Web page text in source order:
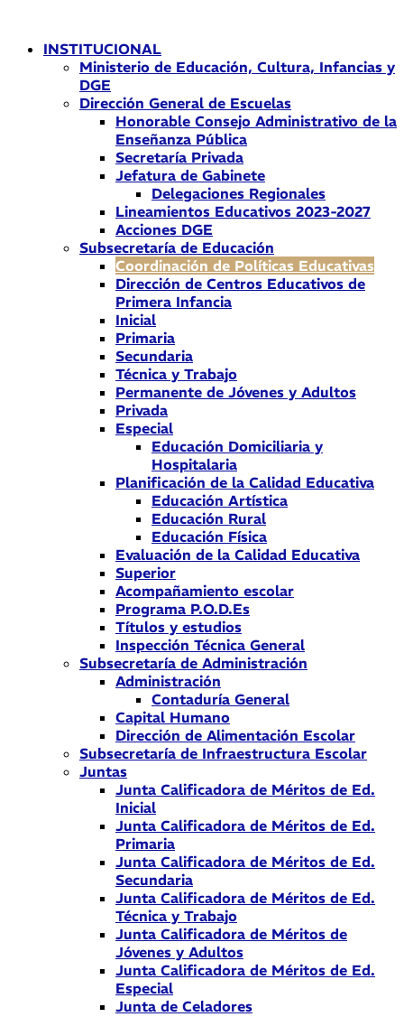
contenidoINSTITUCIONAL
Ministerio de Educación, Cultura, Infancias y
DGE
Dirección General de Escuelas
Honorable Consejo Administrativo de la
Enseñanza Pública
Secretaría Privada
Jefatura de Gabinete
Delegaciones Regionales
Lineamientos Educativos 2023-2027
Acciones DGE
Subsecretaría de Educación
Coordinación de Políticas Educativas
Dirección de Centros Educativos de
Primera Infancia
Inicial
Primaria
Secundaria
Técnica y Trabajo
Permanente de Jóvenes y Adultos
Privada
Especial
Educación Domiciliaria y
Hospitalaria
Planificación de la Calidad Educativa
Educación Artística
Educación Rural
Educación Física
Evaluación de la Calidad Educativa
Superior
Acompañamiento escolar
Programa P.O.D.Es
Títulos y estudios
Inspección Técnica General
Subsecretaría de Administración
Administración
Contaduría General
Capital Humano
Dirección de Alimentación Escolar
Subsecretaría de Infraestructura Escolar
Juntas
Junta Calificadora de Méritos de Ed.
Inicial
Junta Calificadora de Méritos de Ed.
Primaria
Junta Calificadora de Méritos de Ed.
Secundaria
Junta Calificadora de Méritos de Ed.
Técnica y Trabajo
Junta Calificadora de Méritos de
Jóvenes y Adultos
Junta Calificadora de Méritos de Ed.
Especial
Junta de Celadores